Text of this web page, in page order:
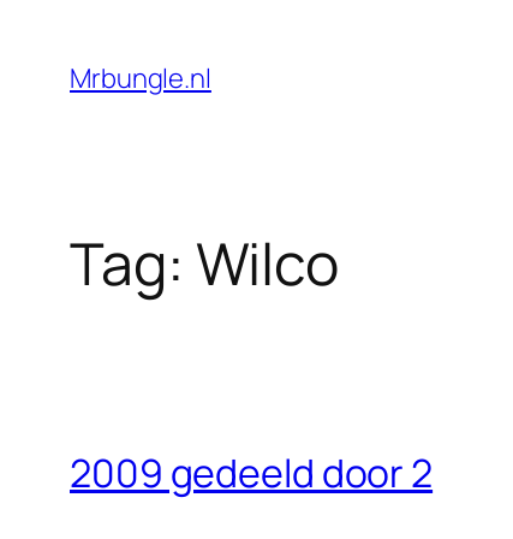
Mrbungle.nl
Tag: Wilco
2009 gedeeld door 2